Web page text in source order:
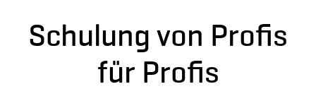
Schulung von Profis
für Profis